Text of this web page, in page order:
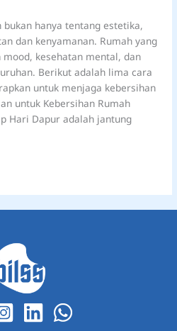
hanya tentang estetika,
dan kenyamanan. Rumah yang
kesehatan mental, dan
Berikut adalah lima cara
untuk menjaga kebersihan
untuk Kebersihan Rumah
Hari Dapur adalah jantung